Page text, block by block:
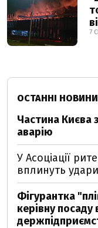
7
ОСТАННІ НОВИНИ
Частина Києва
аварію
У Асоціації
вплинуть
Фігурантка
керівну посаду